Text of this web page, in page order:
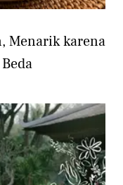
Menarik karena